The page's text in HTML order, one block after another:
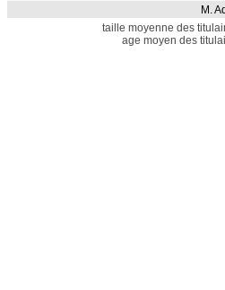
M.
taille moyenne des
age moyen des